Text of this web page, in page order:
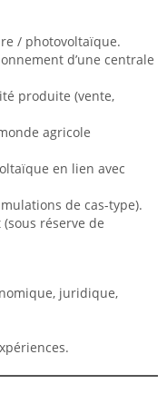
/ photovoltaïque.
d’une centrale
produite (vente,
agricole
en lien avec
de cas-type).
réserve de
juridique,